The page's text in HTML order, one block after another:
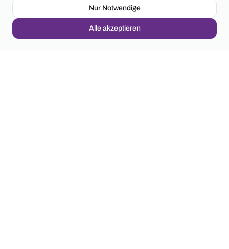
Wärmepumpe: Ihre Fragen, unsere Antworten
Freitag, 14. August 2026
Nur Notwendige
Alle akzeptieren